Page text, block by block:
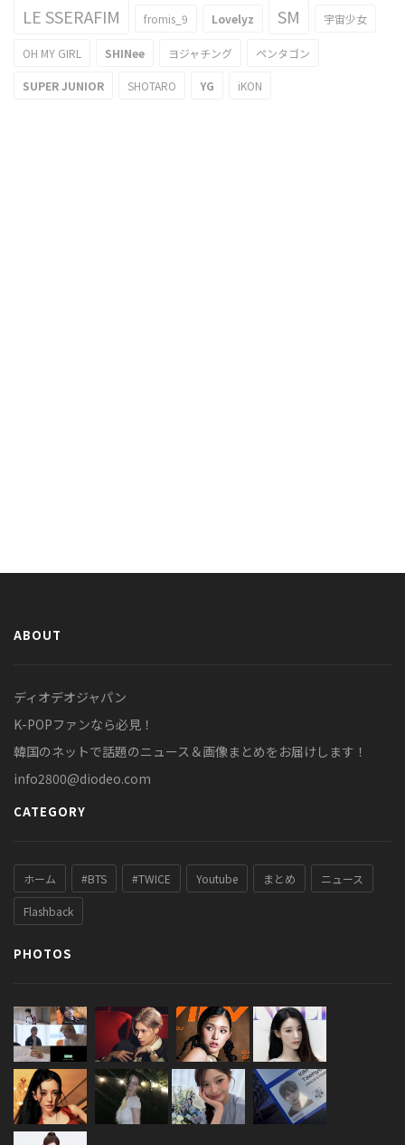
LE SSERAFIM fromis_9 Lovelyz SM 宇宙少女
OH MY GIRL SHINee ヨジャチング ペンタゴン
SUPER JUNIOR SHOTARO YG iKON
ABOUT
ディオデオジャパン
K-POPファンなら必見！
韓国のネットで話題のニュース＆画像まとめをお届けします！
info2800@diodeo.com
CATEGORY
ホーム #BTS #TWICE Youtube まとめ ニュース
Flashback
PHOTOS